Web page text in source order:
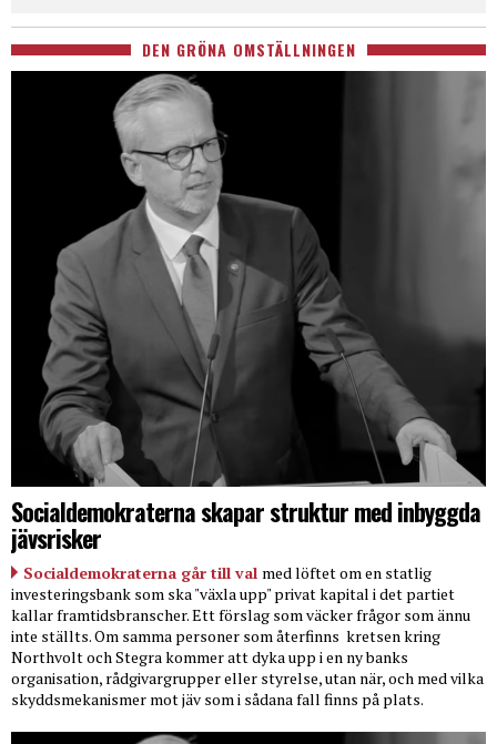
DEN GRÖNA OMSTÄLLNINGEN
Socialdemokraterna skapar struktur med inbyggda
jävsrisker
Socialdemokraterna går till val med löftet om en statlig
investeringsbank som ska "växla upp" privat kapital i det partiet
kallar framtidsbranscher. Ett förslag som väcker frågor som ännu
inte ställts. Om samma personer som återfinns kretsen kring
Northvolt och Stegra kommer att dyka upp i en ny banks
organisation, rådgivargrupper eller styrelse, utan när, och med vilka
skyddsmekanismer mot jäv som i sådana fall finns på plats.